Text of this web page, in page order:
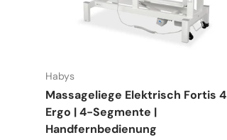
Habys
Massageliege Elektrisch Fortis 4
Ergo | 4-Segmente |
Handfernbedienung